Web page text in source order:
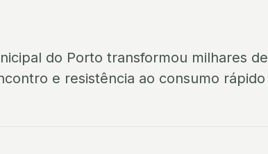
do Porto transformou milhares de
e resistência ao consumo rápido